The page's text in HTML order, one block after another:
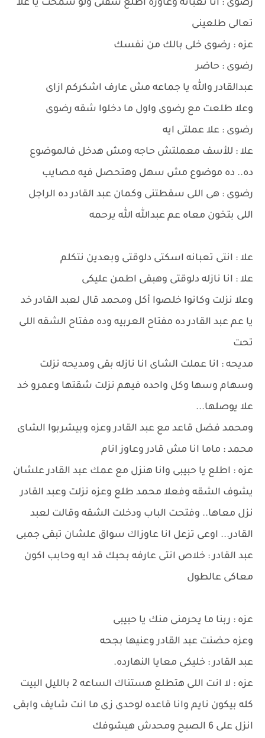
رضوى : انا تعبانه وعاوزه اطلع شقتى ولو سمحت يا علا
تعالى طلعينى
عزه : رضوى خلى بالك من نفسك
رضوى : حاضر
عبدالقادر والله يا جماعه مش عارف اشكركم ازاى
وعلا طلعت مع رضوى واول ما دخلوا شقه رضوى
رضوى : علا عملتى ايه
علا : للأسف معملتش حاجه ومش هدخل فالموضوع
ده.. ده موضوع مش سهل وهتحصل فيه مصايب
رضوى : هى اللى سقطتنى وكمان عبد القادر ده الراجل
اللى بتخون معاه عم عبدالله الله يرحمه
علا : انتى تعبانه اسكتى دلوقتى وبعدين نتكلم
علا : انا نازله دلوقتى وهبقى اطمن عليكى
وعلا نزلت وكانوا خلصوا أكل ومحمد قال لعبد القادر خد
يا عم عبد القادر ده مفتاح العربيه وده مفتاح الشقه اللى
تحت
مديحه : انا عملت الشاى انا نازله بقى ومديحه نزلت
وسهام وسها وكل واحده فيهم نزلت شقتها وعمرو خد
علا يوصلها...
ومحمد فضل قاعد مع عبد القادر وعزه وبيشربوا الشاى
محمد : ماما انا مش قادر وعاوز انام
عزه : اطلع يا حبيبى وانا هنزل مع عمك عبد القادر علشان
يشوف الشقه وفعلا محمد طلع وعزه نزلت وعبد القادر
نزل معاها.. وفتحت الباب ودخلت الشقه وقالت لعبد
القادر... اوعى تزعل انا عاوزاك سواق علشان تبقى جمبى
عبد القادر : خلاص انتى عارفه بحبك قد ايه وحابب اكون
معاكى عالطول
عزه : ربنا ما يحرمنى منك يا حبيبى
وعزه حضنت عبد القادر وعنيها بجحه
عبد القادر : خليكى معايا النهارده.
عزه : لا انت اللى هتطلع هستناك الساعه 2 بالليل البيت
كله بيكون نايم وانا قاعده لوحدى زى ما انت شايف وابقى
انزل على 6 الصبح ومحدش هيشوفك